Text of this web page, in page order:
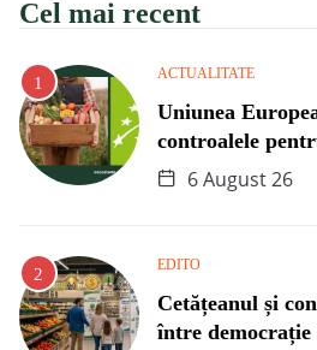
Cel mai recent
ACTUALITATE
Uniunea
controalele
6 August 26
EDITO
Cetățeanul și
între democrație